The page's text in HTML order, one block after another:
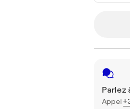
Parlez
Appel